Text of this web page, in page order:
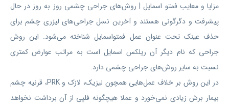
مزایا و معایب فمتو اسمایل | روش‌های جراحی چشمی روز به روز در حال
پیشرفت و دگرگونی هستند و آخرین نسل جراحی‌های لیزری چشم برای
حذف عینک تحت عنوان عمل فمتواسمایل شناخته می‌شود. این روش
جراحی که نام دیگر آن ریلکس اسمایل است به مراتب عوارض کمتری
نسبت به سایر روش‌های جراحی چشمی دارد.
در این روش بر خلاف عمل‌هایی همچون لیزیک، لازک و PRK، قرنیه چشم
بیمار برش زیادی نمی‌خورد و عملا هیچگونه فلپی از آن برداشت نخواهد